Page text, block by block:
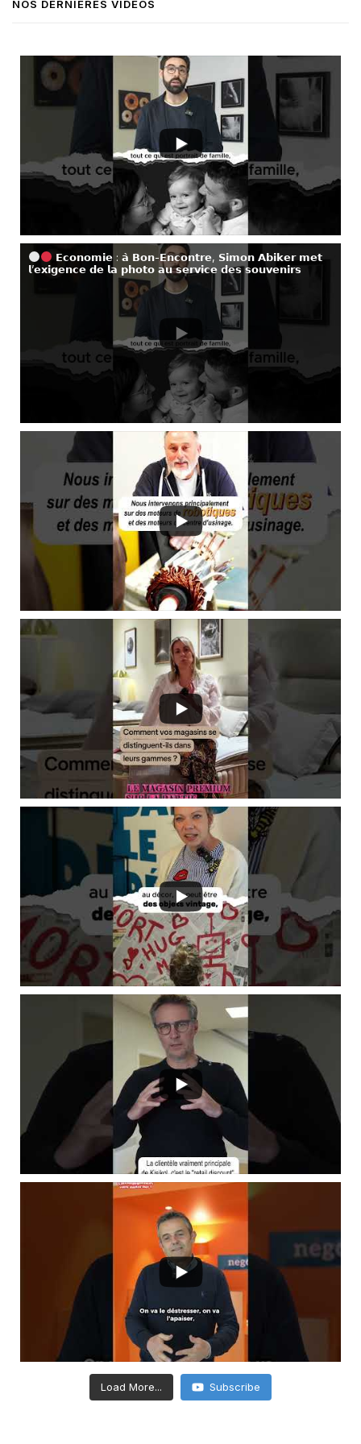
NOS DERNIÈRES VIDÉOS
𝗘𝗰𝗼𝗻𝗼𝗺𝗶𝗲 : 𝗮̀ 𝗕𝗼𝗻-𝗘𝗻𝗰𝗼𝗻𝘁𝗿𝗲, 𝗦𝗶𝗺𝗼𝗻 𝗔𝗯𝗶𝗸𝗲𝗿 𝗺𝗲𝘁
𝗹’𝗲𝘅𝗶𝗴𝗲𝗻𝗰𝗲 𝗱𝗲 𝗹𝗮 𝗽𝗵𝗼𝘁𝗼 𝗮𝘂 𝘀𝗲𝗿𝘃𝗶𝗰𝗲 𝗱𝗲𝘀 𝘀𝗼𝘂𝘃𝗲𝗻𝗶𝗿𝘀
Load More... Subscribe